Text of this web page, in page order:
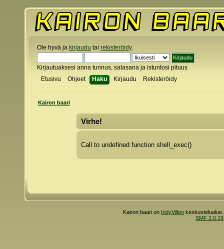
Ole hyvä ja kirjaudu tai rekisteröidy.
Kirjautuaksesi anna tunnus, salasana ja istuntosi pituus
Etusivu
Ohjeet Haku Kirjaudu Rekisteröidy
Kairon baari
Virhe!
Call to undefined function shell_exec()
Kairon baari on IndyVillen
SMF 2.0.19